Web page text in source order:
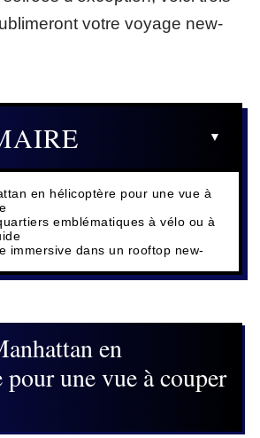
votre voyage new-
en hélicoptère pour une vue à
emblématiques à vélo ou à
immersive dans un rooftop new-
en
une vue à couper